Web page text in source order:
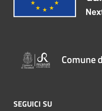
Comune
SEGUICI SU